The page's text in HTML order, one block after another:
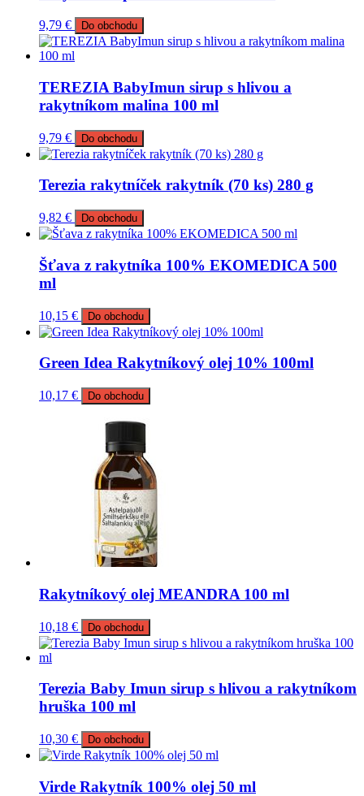
9,79 € Do obchodu
TEREZIA BabyImun sirup s hlivou a
rakytníkom malina 100 ml
9,79 € Do obchodu
Terezia rakytníček rakytník (70 ks) 280 g
9,82 € Do obchodu
Šťava z rakytníka 100% EKOMEDICA 500
ml
10,15 € Do obchodu
Green Idea Rakytníkový olej 10% 100ml
10,17 € Do obchodu
Rakytníkový olej MEANDRA 100 ml
10,18 € Do obchodu
Terezia Baby Imun sirup s hlivou a rakytníkom
hruška 100 ml
10,30 € Do obchodu
Virde Rakytník 100% olej 50 ml